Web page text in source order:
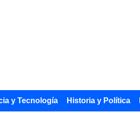
y Tecnología Historia y Política